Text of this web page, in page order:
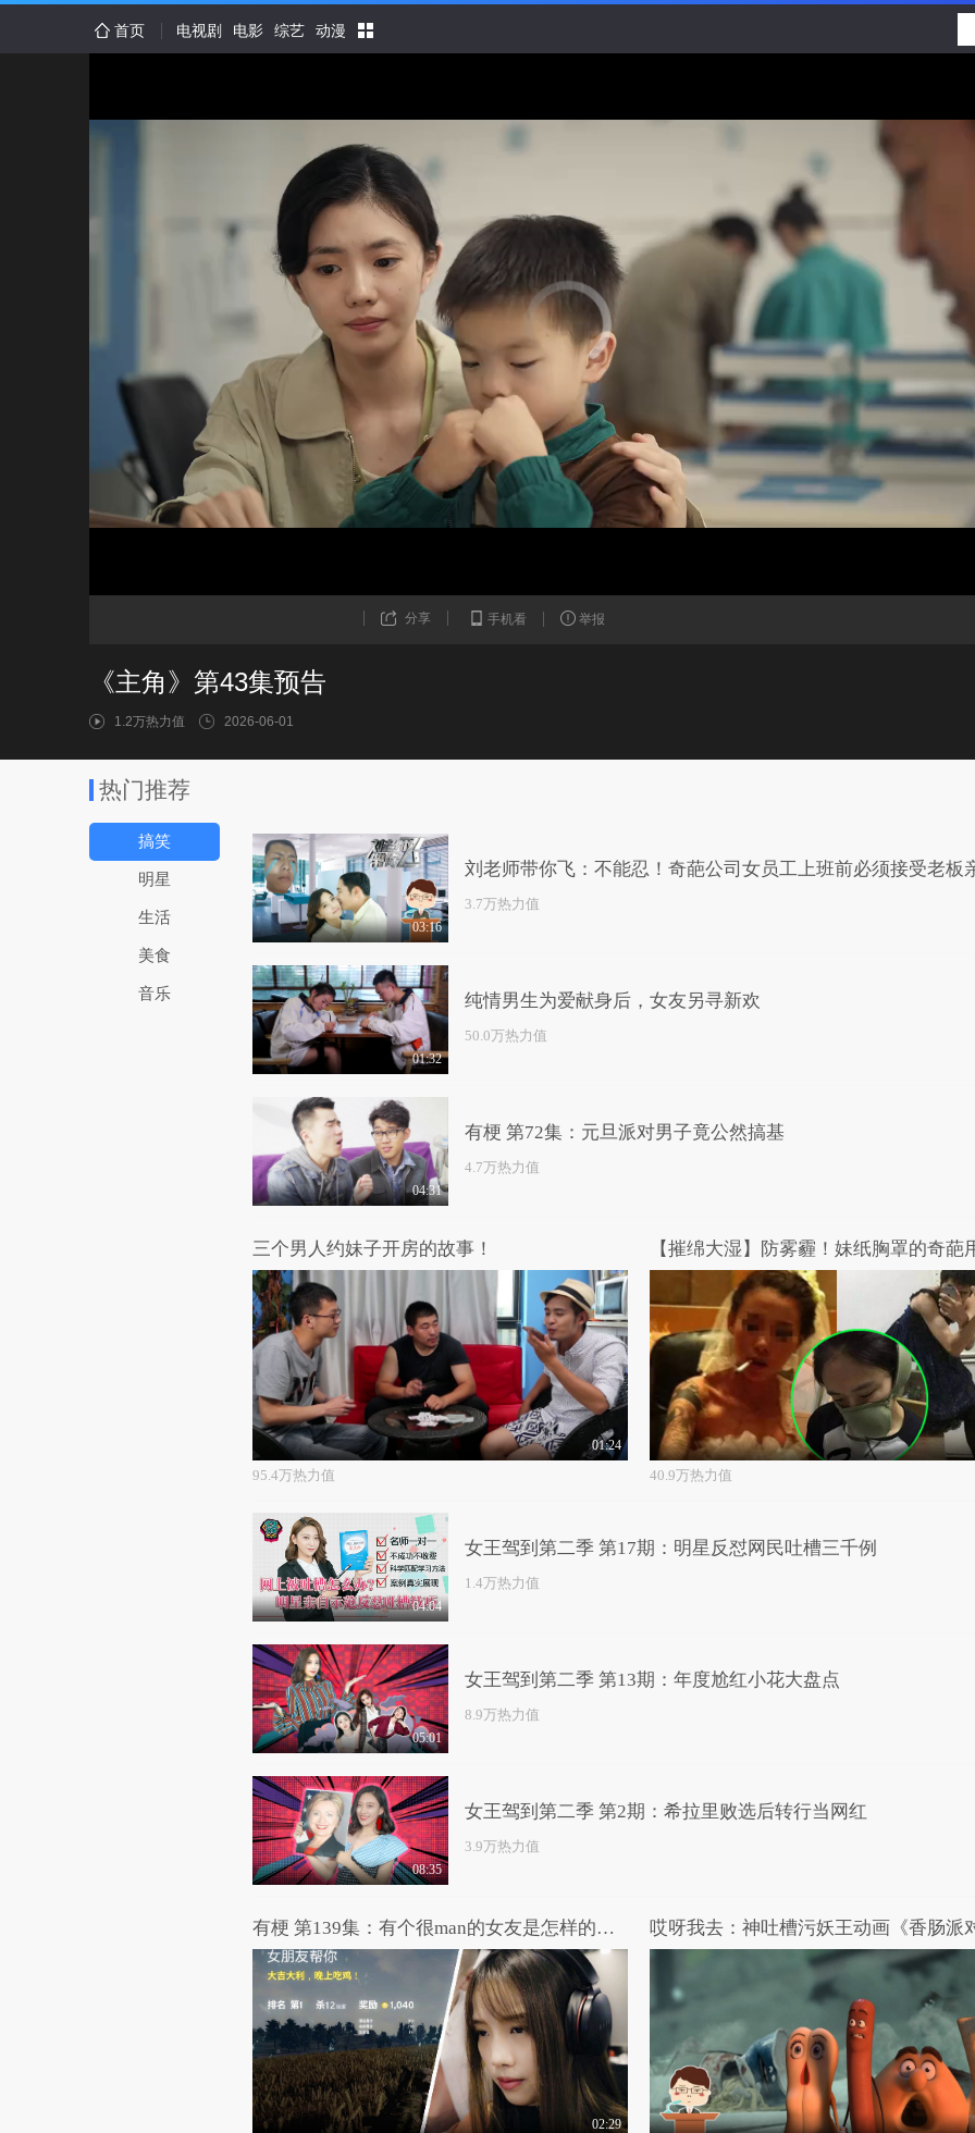
首页 电视剧 电影 综艺 动漫
分享 手机看 举报
《主角》第43集预告
1.2万热力值 2026-06-01
热门推荐
搞笑
明星
生活
美食
音乐
03:16
刘老师带你飞：不能忍！奇葩公司女员工上班前必须接受老板
3.7万热力值
01:32
纯情男生为爱献身后，女友另寻新欢
50.0万热力值
04:31
有梗 第72集：元旦派对男子竟公然搞基
4.7万热力值
三个男人约妹子开房的故事！
01:24
95.4万热力值
【摧绵大湿】防雾霾！妹纸胸罩的奇葩
40.9万热力值
04:04
女王驾到第二季 第17期：明星反怼网民吐槽三千例
1.4万热力值
05:01
女王驾到第二季 第13期：年度尬红小花大盘点
8.9万热力值
08:35
女王驾到第二季 第2期：希拉里败选后转行当网红
3.9万热力值
有梗 第139集：有个很man的女友是怎样的体验
02:29
哎呀我去：神吐槽污妖王动画《香肠派